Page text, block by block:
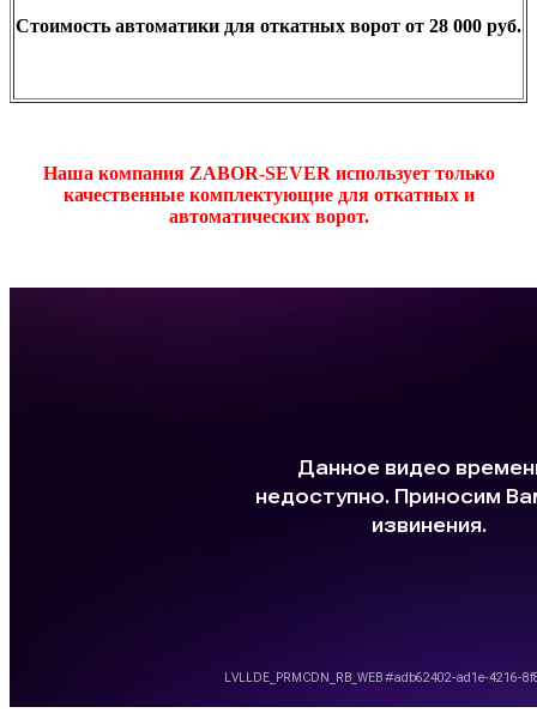
Стоимость автоматики для откатных ворот от 28 000 руб.
Наша компания ZABOR-SEVER использует только
качественные комплектующие для откатных и
автоматических ворот.